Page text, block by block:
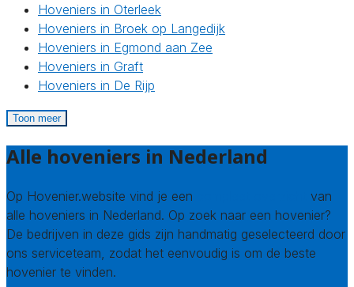
Hoveniers in Oterleek
Hoveniers in Broek op Langedijk
Hoveniers in Egmond aan Zee
Hoveniers in Graft
Hoveniers in De Rijp
Toon meer
Alle hoveniers in Nederland
Op Hovenier.website vind je een
van
alle hoveniers in Nederland. Op zoek naar een hovenier?
De bedrijven in deze gids zijn handmatig geselecteerd door
ons serviceteam, zodat het eenvoudig is om de beste
hovenier te vinden.